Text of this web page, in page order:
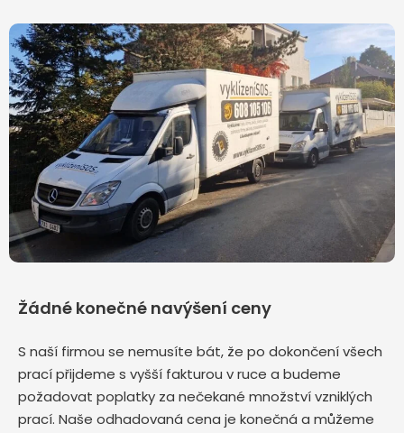
Žádné konečné navýšení ceny
S naší firmou se nemusíte bát, že po dokončení všech
prací přijdeme s vyšší fakturou v ruce a budeme
požadovat poplatky za nečekané množství vzniklých
prací. Naše odhadovaná cena je konečná a můžeme